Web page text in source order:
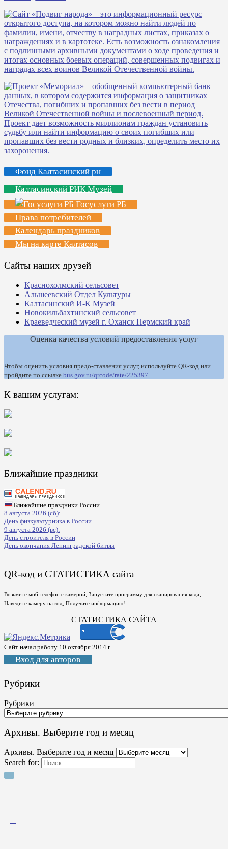
Фонд Калтасинский рн
Калтасинский РИК Музей
Госуслуги РБ
Права потребителей
Календарь праздников
Мы на карте Калтасов
Сайты наших друзей
Краснохолмский сельсовет
Альшеевский Отдел Культуры
Калтасинский И-К Музей
Новокильбахтинский сельсовет
Краеведческий музей г. Оханск Пермский край
Оценка качества условий предоставления услуг
Чтобы оценить условия предо-ставления услуг, используйте QR-код или
пройдите по ссылке bus.gov.ru/qrcode/rate/225397
К вашим услугам:
Ближайшие праздники
Ближайшие праздники России
8 августа 2026 (сб):
День физкультурника в России
9 августа 2026 (вс):
День строителя в России
День окончания Ленинградской битвы
QR-код и СТАТИСТИКА сайта
Возьмите моб телефон с камерой, Запустите программу для сканирования кода,
Наведите камеру на код, Получите информацию!
СТАТИСТИКА САЙТА
Сайт начал работу 10 октября 2014 г.
Вход для авторов
Рубрики
Рубрики
Архивы. Выберите год и месяц
Архивы. Выберите год и месяц
Search for: